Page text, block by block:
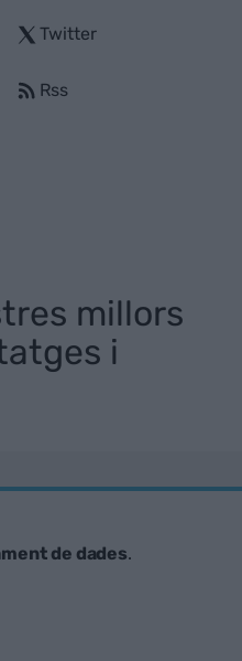
Twitter
Rss
millors
i
de dades.